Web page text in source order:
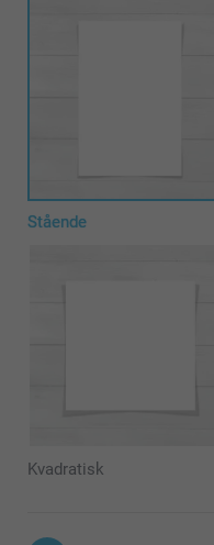
Stående
Kvadratisk